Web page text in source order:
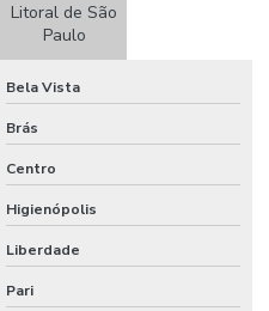
Litoral de São
Paulo
Bela Vista
Brás
Centro
Higienópolis
Liberdade
Pari